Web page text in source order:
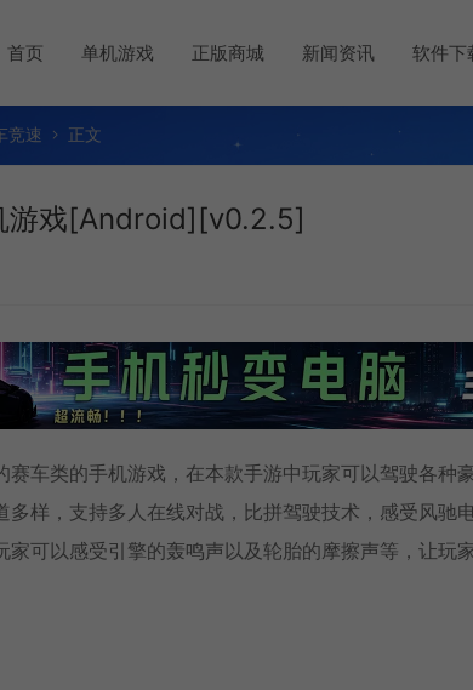
首页 单机游戏 正版商城 新闻资讯 软件下
竞速 正文
游戏[Android][v0.2.5]
赛车类的手机游戏，在本款手游中玩家可以驾驶各种
多样，支持多人在线对战，比拼驾驶技术，感受风驰
家可以感受引擎的轰鸣声以及轮胎的摩擦声等，让玩